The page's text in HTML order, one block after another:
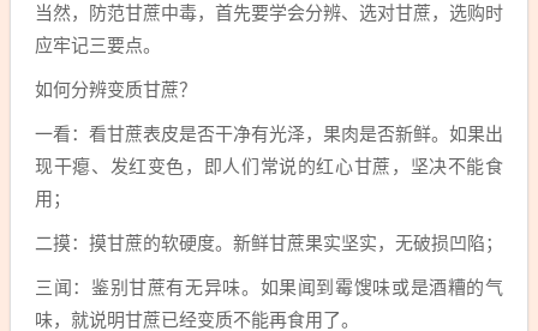
当然，防范甘蔗中毒，首先要学会分辨、选对甘蔗，选购时
应牢记三要点。
如何分辨变质甘蔗？
一看：看甘蔗表皮是否干净有光泽，果肉是否新鲜。如果出
现干瘪、发红变色，即人们常说的红心甘蔗，坚决不能食
用；
二摸：摸甘蔗的软硬度。新鲜甘蔗果实坚实，无破损凹陷；
三闻：鉴别甘蔗有无异味。如果闻到霉馊味或是酒糟的气
味，就说明甘蔗已经变质不能再食用了。